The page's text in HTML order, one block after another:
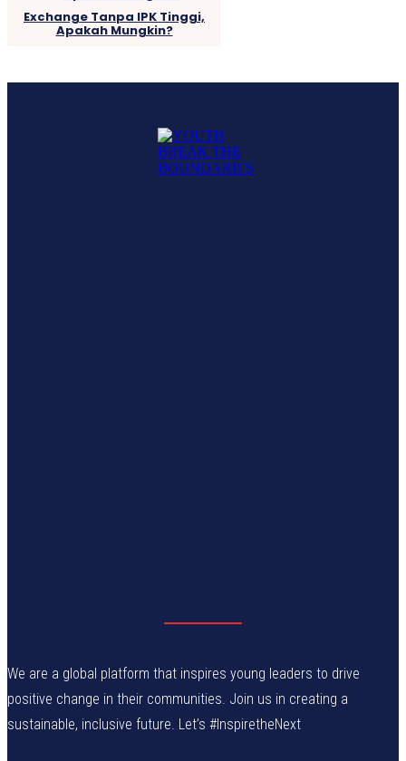
Exchange Tanpa IPK Tinggi,
Apakah Mungkin?
We are a global platform that inspires young leaders to drive
positive change in their communities. Join us in creating a
sustainable, inclusive future. Let’s #InspiretheNext